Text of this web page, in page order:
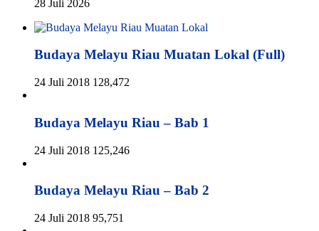
28 Juli 2026
Budaya Melayu Riau Muatan Lokal (Full)
24 Juli 2018 128,472
Budaya Melayu Riau – Bab 1
24 Juli 2018 125,246
Budaya Melayu Riau – Bab 2
24 Juli 2018 95,751